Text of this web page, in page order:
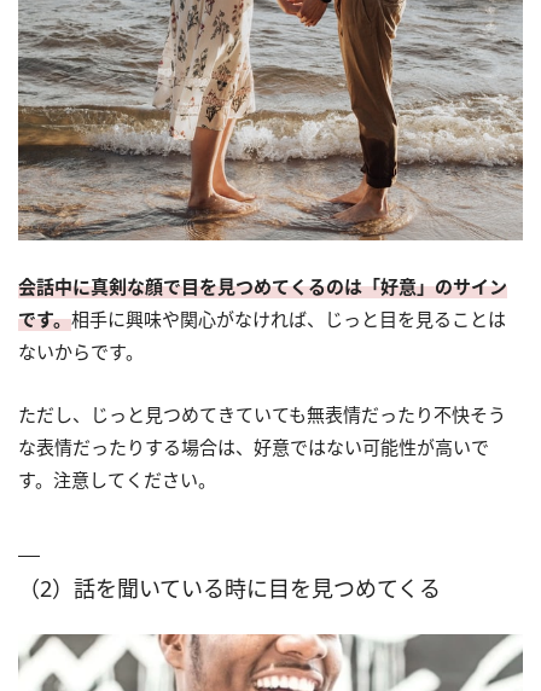
会話中に真剣な顔で目を見つめてくるのは「好意」のサイン
です。相手に興味や関心がなければ、じっと目を見ることは
ないからです。
ただし、じっと見つめてきていても無表情だったり不快そう
な表情だったりする場合は、好意ではない可能性が高いで
す。注意してください。
（2）話を聞いている時に目を見つめてくる